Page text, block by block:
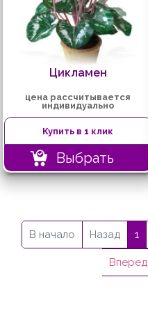
Цикламен
цена рассчитывается
индивидуально
Купить в 1 клик
Выбрать
В начало Назад 1
Вперед